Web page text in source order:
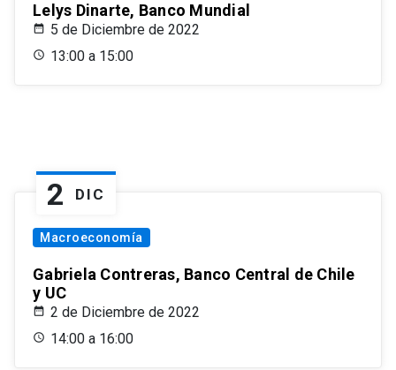
Lelys Dinarte, Banco Mundial
5 de Diciembre de 2022
13:00 a 15:00
2 DIC
Macroeconomía
Gabriela Contreras, Banco Central de Chile
y UC
2 de Diciembre de 2022
14:00 a 16:00